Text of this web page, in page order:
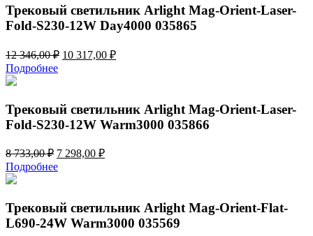
539,00 ₽.
Трековый светильник Arlight Mag-Orient-Laser-
Fold-S230-12W Day4000 035865
12 346,00₽ Первоначальная
346,00 ₽.
10 317,00 ₽Текущая
Подробнее
Трековый светильник Arlight Mag-Orient-Laser-
Fold-S230-12W Warm3000 035866
8 733,00₽ Первоначальная
цена
составляла
733,00 ₽.
7 298,00 ₽Текущая
Подробнее
Трековый светильник Arlight Mag-Orient-Flat-
L690-24W Warm3000 035569